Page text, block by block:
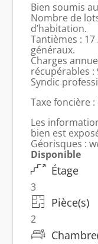
Bien soumis
Nombre de
d’habitation.
Tantièmes :
généraux.
Charges
récupérables :
Syndic
Taxe foncière :
Les
bien est
Géorisques :
Disponible
Étage
3
Pièce(s)
2